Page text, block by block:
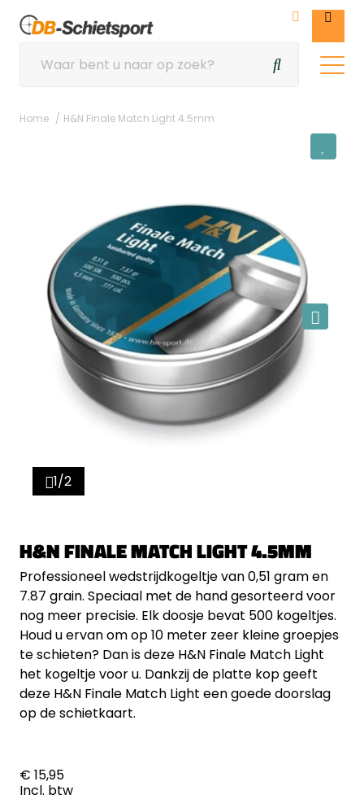
Home H&N Finale Match Light 4.5mm
1/2
H&N FINALE MATCH LIGHT 4.5MM
Professioneel wedstrijdkogeltje van 0,51 gram en
7.87 grain. Speciaal met de hand gesorteerd voor
nog meer precisie. Elk doosje bevat 500 kogeltjes.
Houd u ervan om op 10 meter zeer kleine groepjes
te schieten? Dan is deze H&N Finale Match Light
het kogeltje voor u. Dankzij de platte kop geeft
deze H&N Finale Match Light een goede doorslag
op de schietkaart.
€ 15,95
Incl. btw